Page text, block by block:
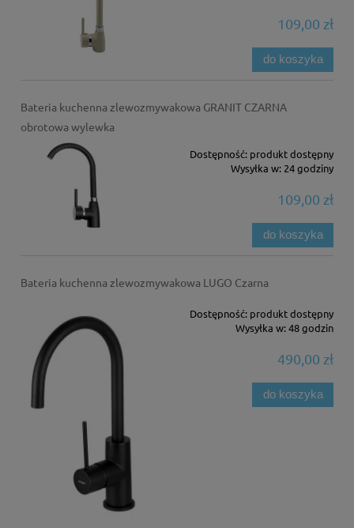
109,00 zł
do koszyka
Bateria kuchenna zlewozmywakowa GRANIT CZARNA
obrotowa wylewka
Dostępność: produkt dostępny
Wysyłka w: 24 godziny
109,00 zł
do koszyka
Bateria kuchenna zlewozmywakowa LUGO Czarna
Dostępność: produkt dostępny
Wysyłka w: 48 godzin
490,00 zł
do koszyka